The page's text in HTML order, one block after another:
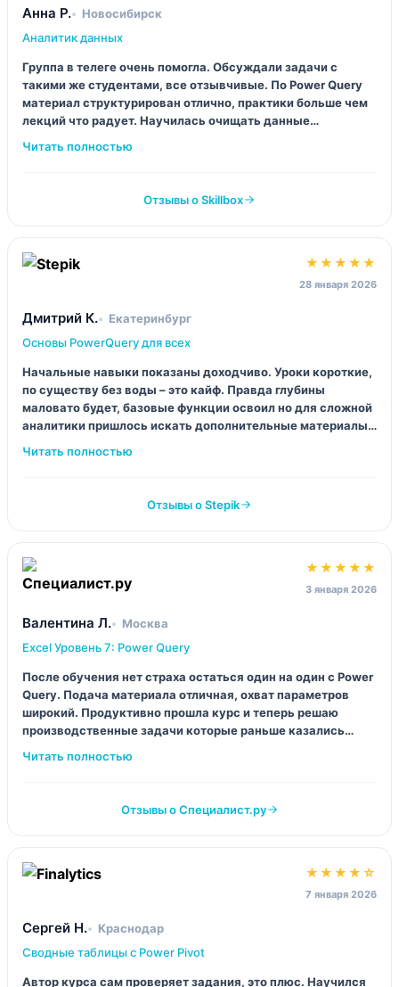
Анна Р.
Новосибирск
Аналитик данных
Группа в телеге очень помогла. Обсуждали задачи с
такими же студентами, все отзывчивые. По Power Query
материал структурирован отлично, практики больше чем
лекций что радует. Научилась очищать данные
профессионально, до этого делала как получится.
Отзывы о Skillbox
★★★★★
28 января 2026
Дмитрий К.
Екатеринбург
Основы PowerQuery для всех
Начальные навыки показаны доходчиво. Уроки короткие,
по существу без воды – это кайф. Правда глубины
маловато будет, базовые функции освоил но для сложной
аналитики пришлось искать дополнительные материалы.
Зато быстрый старт для новичков.
Отзывы о Stepik
★★★★★
3 января 2026
Валентина Л.
Москва
Excel Уровень 7: Power Query
После обучения нет страха остаться один на один с Power
Query. Подача материала отличная, охват параметров
широкий. Продуктивно прошла курс и теперь решаю
производственные задачи которые раньше казались
невозможными, всё усвоила по деталям работы.
Отзывы о Специалист.ру
★★★★☆
7 января 2026
Сергей Н.
Краснодар
Сводные таблицы с Power Pivot
Автор курса сам проверяет задания, это плюс. Научился